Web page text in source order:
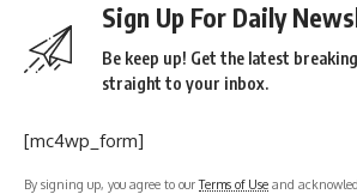
Sign Up For Daily
Be keep up! Get the latest
straight to your inbox.
[mc4wp_form]
By signing up, you agree to ourTerms of Use and